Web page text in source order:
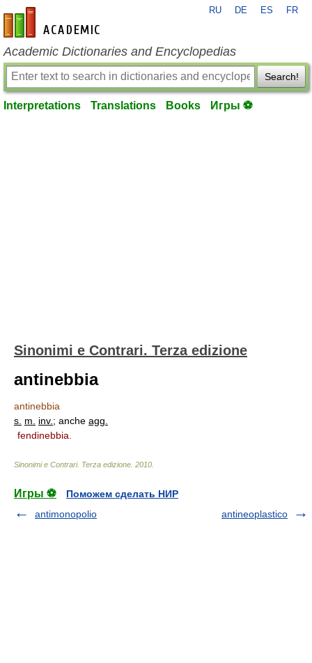
en-academic.com
RU DE ES FR
Academic Dictionaries and Encyclopedias
Search!
Interpretations Translations Books Игры ⚽
Sinonimi e Contrari. Terza edizione
antinebbia
antinebbia
s. m. inv. ; anche agg.
fendinebbia.
Sinonimi e Contrari. Terza edizione 2010
Игры ⚽
Поможем сделать НИР
antimonopolio
antineoplastico